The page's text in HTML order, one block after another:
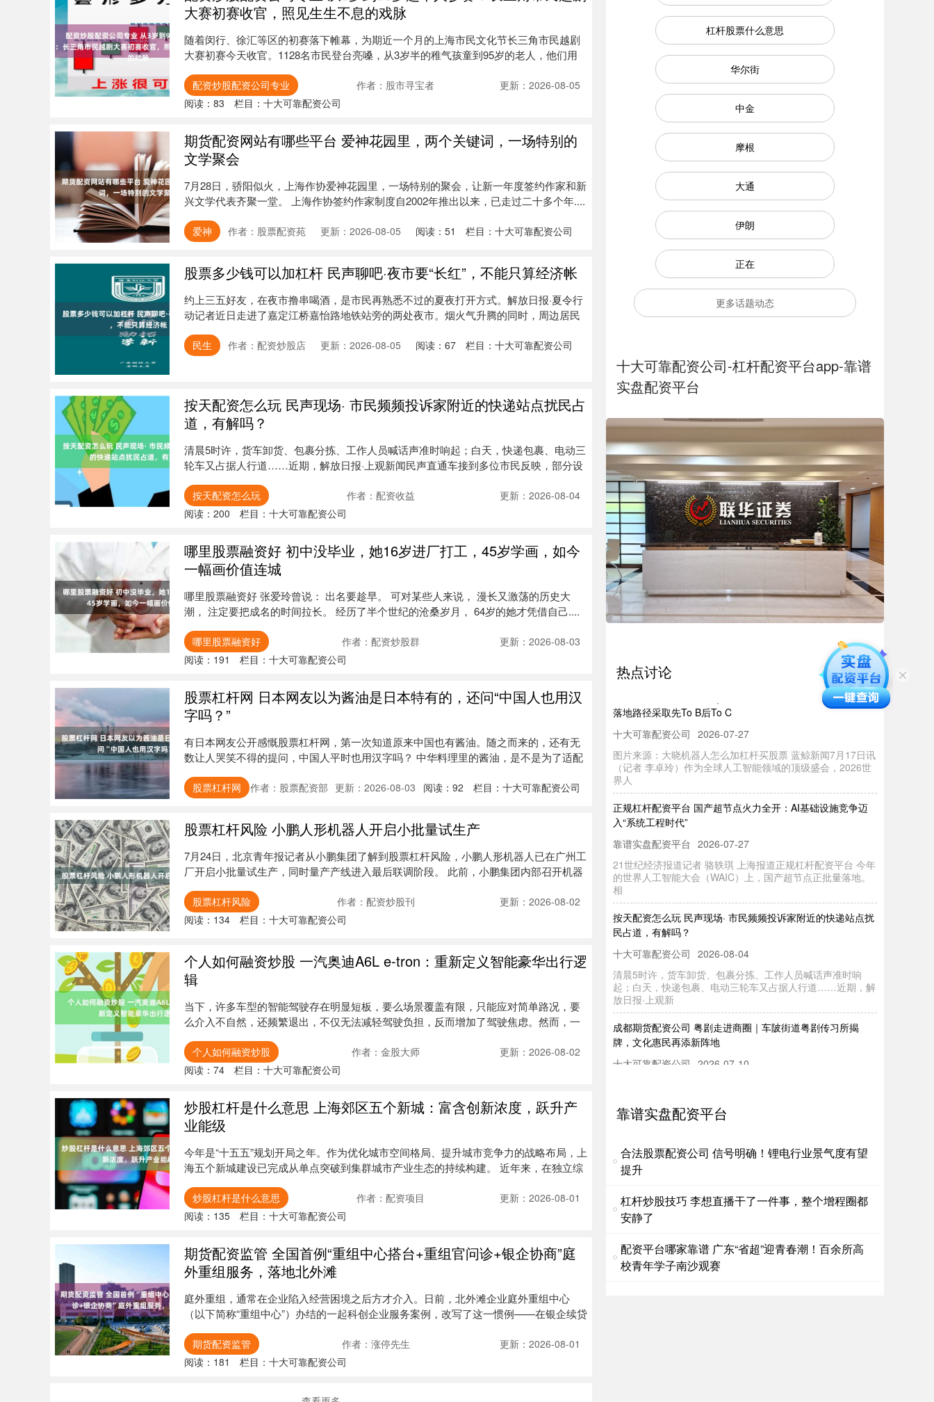
大赛初赛收官，照见生生不息的戏脉
随着闵行、徐汇等区的初赛落下帷幕，为期近一个月的上海市民文化节长三角市民越剧
大赛初赛今天收官。1128名市民登台亮嗓，从3岁半的稚气孩童到95岁的老人，他们用
配资炒股配资公司专业 作者：股市寻宝者
更新：2026-08-05
阅读： 83 栏目： 十大可靠配资公司
期货配资网站有哪些平台 爱神花园里，两个关键词，一场特别的
文学聚会
7月28日，骄阳似火，上海作协爱神花园里，一场特别的聚会，让新一年度签约作家和新
兴文学代表齐聚一堂。 上海作协签约作家制度自2002年推出以来，已走过二十多个年....
爱神 作者：股票配资苑 更新：2026-08-05 阅读： 51 栏目： 十大可靠配资公司
股票多少钱可以加杠杆 民声聊吧·夜市要“长红”，不能只算经济帐
约上三五好友，在夜市撸串喝酒，是市民再熟悉不过的夏夜打开方式。解放日报·夏令行
动记者近日走进了嘉定江桥嘉怡路地铁站旁的两处夜市。烟火气升腾的同时，周边居民
民生 作者：配资炒股店 更新：2026-08-05 阅读： 67 栏目： 十大可靠配资公司
按天配资怎么玩 民声现场· 市民频频投诉家附近的快递站点扰民占
道，有解吗？
清晨5时许，货车卸货、包裹分拣、工作人员喊话声准时响起；白天，快递包裹、电动三
轮车又占据人行道……近期，解放日报·上观新闻民声直通车接到多位市民反映，部分设
按天配资怎么玩 作者：配资收益
更新：2026-08-04
阅读： 200 栏目： 十大可靠配资公司
哪里股票融资好 初中没毕业，她16岁进厂打工，45岁学画，如今
一幅画价值连城
哪里股票融资好 张爱玲曾说： 出名要趁早。 可对某些人来说， 漫长又激荡的历史大
潮， 注定要把成名的时间拉长。 经历了半个世纪的沧桑岁月， 64岁的她才凭借自己....
哪里股票融资好 作者：配资炒股群
更新：2026-08-03
阅读： 191 栏目： 十大可靠配资公司
股票杠杆网 日本网友以为酱油是日本特有的，还问“中国人也用汉
字吗？”
有日本网友公开感慨股票杠杆网，第一次知道原来中国也有酱油。随之而来的，还有无
数让人哭笑不得的提问，中国人平时也用汉字吗？ 中华料理里的酱油，是不是为了适配
股票杠杆网 作者：股票配资部 更新：2026-08-03 阅读： 92 栏目： 十大可靠配资公司
股票杠杆风险 小鹏人形机器人开启小批量试生产
7月24日，北京青年报记者从小鹏集团了解到股票杠杆风险，小鹏人形机器人已在广州工
厂开启小批量试生产，同时量产产线进入最后联调阶段。 此前，小鹏集团内部召开机器
股票杠杆风险 作者：配资炒股刊
更新：2026-08-02
阅读： 134 栏目： 十大可靠配资公司
个人如何融资炒股 一汽奥迪A6L e-tron：重新定义智能豪华出行逻
辑
当下，许多车型的智能驾驶存在明显短板，要么场景覆盖有限，只能应对简单路况，要
么介入不自然，还频繁退出，不仅无法减轻驾驶负担，反而增加了驾驶焦虑。然而，一
个人如何融资炒股 作者：金股大师
更新：2026-08-02
阅读： 74 栏目： 十大可靠配资公司
炒股杠杆是什么意思 上海郊区五个新城：富含创新浓度，跃升产
业能级
今年是“十五五”规划开局之年。作为优化城市空间格局、提升城市竞争力的战略布局，上
海五个新城建设已完成从单点突破到集群城市产业生态的持续构建。 近年来，在独立综
炒股杠杆是什么意思 作者：配资项目
更新：2026-08-01
阅读： 135 栏目： 十大可靠配资公司
期货配资监管 全国首例“重组中心搭台+重组官问诊+银企协商”庭
外重组服务，落地北外滩
庭外重组，通常在企业陷入经营困境之后方才介入。日前，北外滩企业庭外重组中心
（以下简称“重组中心”）办结的一起科创企业服务案例，改写了这一惯例——在银企续贷
期货配资监管 作者：涨停先生
更新：2026-08-01
阅读： 181 栏目： 十大可靠配资公司
杠杆股票什么意思
华尔街
中金
摩根
大通
伊朗
正在
更多话题动态
十大可靠配资公司-杠杆配资平台app-靠谱
实盘配资平台
热点讨论
配资公司开户 大摩：料华润万象生活未来30天股价上升 给予
“增持”评级
十大可靠配资公司 2026-06-12
热点栏目 自选股 数据中心 行情中心 资金流向 模拟交易 客户
端 大摩发布研报称，相信华润万象生活（01209）未来30
怎么加杠杆买股票 对话｜大晓机器人董事长王晓刚：商业化
十大可靠配资公司 2026-07-27
图片来源：大晓机器人怎么加杠杆买股票 蓝鲸新闻7月17日讯
（记者 李卓玲）作为全球人工智能领域的顶级盛会，2026世
界人
正规杠杆配资平台 国产超节点火力全开：AI基础设施竞争迈
入“系统工程时代”
靠谱实盘配资平台
21世纪经济报道记者 骆轶琪 上海报道正规杠杆配资平台 今年
的世界人工智能大会（WAIC）上，国产超节点正批量落地。
相
按天配资怎么玩 民声现场· 市民频频投诉家附近的快递站点扰
民占道，有解吗？
十大可靠配资公司
清晨5时许，货车卸货、包裹分拣、工作人员喊话声准时响
起；白天，快递包裹、电动三轮车又占据人行道……近期，解
放日报·上观新
成都期货配资公司 粤剧走进商圈｜车陂街道粤剧传习所揭
牌，文化惠民再添新阵地
十大可靠配资公司 2026-07-10
6月1日，“魅力天河 粤韵车陂”天河区车陂街道粤剧传习所揭牌
国内十大期货配资公司 1901年2月27日，北京，两名德国军
靠谱实盘配资平台 2026-07-23
1901年2月27日，北京，两名德国军人在接受一个大户人家的
楼女子
可靠的股票配资平台 华谊兄弟被申请重整！市值较巅峰时蒸
发800亿
靠谱实盘配资平台 2026-06-12
靠谱实盘配资平台
合法股票配资公司 信号明确！锂电行业景气度有望
提升
杠杆炒股技巧 李想直播干了一件事，整个增程圈都
安静了
配资平台哪家靠谱 广东“省超”迎青春潮！百余所高
校青年学子南沙观赛